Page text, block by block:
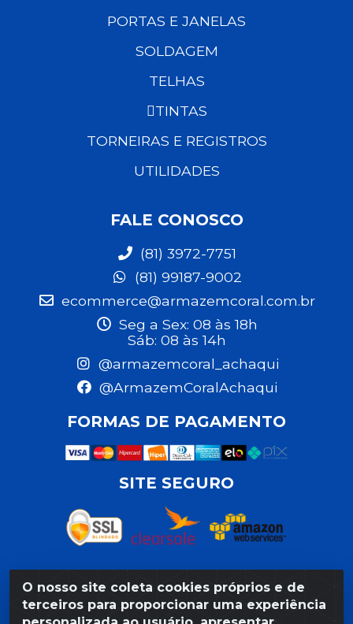
O nosso site coleta cookies próprios e de
terceiros para proporcionar uma experiência
PORTAS E JANELAS
SOLDAGEM
TELHAS
TINTAS
TORNEIRAS E REGISTROS
UTILIDADES
FALE CONOSCO
(81) 3972-7751
(81) 99187-9002
ecommerce@armazemcoral.com.br
Seg a Sex: 08 às 18h
Sáb: 08 às 14h
@armazemcoral_achaqui
@ArmazemCoralAchaqui
FORMAS DE PAGAMENTO
SITE SEGURO
Razão Social: Armazém Coral LTDA - Rua da Praia,
103 - São José - Recife/PE - CEP 50020-550 -